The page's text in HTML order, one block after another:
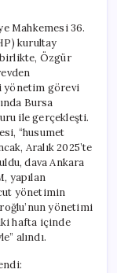
Butlan’
Süreci
Bursa’dan
Başladı
için
Mahkemesi 36.
kurultay
Özgür
yönetim görevi
Bursa
ile gerçekleşti.
“husumet
Aralık 2025’te
dava Ankara
yapılan
yönetimin
yönetimi
hafta içinde
alındı.